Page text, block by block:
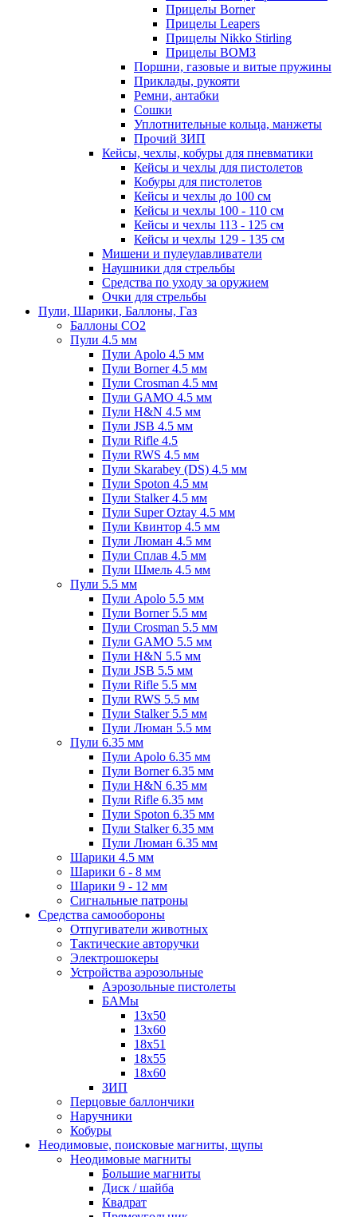
Прицелы Borner
Прицелы Leapers
Прицелы Nikko Stirling
Прицелы ВОМЗ
Поршни, газовые и витые пружины
Приклады, рукояти
Ремни, антабки
Сошки
Уплотнительные кольца, манжеты
Прочий ЗИП
Кейсы, чехлы, кобуры для пневматики
Кейсы и чехлы для пистолетов
Кобуры для пистолетов
Кейсы и чехлы до 100 см
Кейсы и чехлы 100 - 110 см
Кейсы и чехлы 113 - 125 см
Кейсы и чехлы 129 - 135 см
Мишени и пулеулавливатели
Наушники для стрельбы
Средства по уходу за оружием
Очки для стрельбы
Пули, Шарики, Баллоны, Газ
Баллоны CO2
Пули 4.5 мм
Пули Apolo 4.5 мм
Пули Borner 4.5 мм
Пули Crosman 4.5 мм
Пули GAMO 4.5 мм
Пули H&N 4.5 мм
Пули JSB 4.5 мм
Пули Rifle 4.5
Пули RWS 4.5 мм
Пули Skarabey (DS) 4.5 мм
Пули Spoton 4.5 мм
Пули Stalker 4.5 мм
Пули Super Oztay 4.5 мм
Пули Квинтор 4.5 мм
Пули Люман 4.5 мм
Пули Сплав 4.5 мм
Пули Шмель 4.5 мм
Пули 5.5 мм
Пули Apolo 5.5 мм
Пули Borner 5.5 мм
Пули Crosman 5.5 мм
Пули GAMO 5.5 мм
Пули H&N 5.5 мм
Пули JSB 5.5 мм
Пули Rifle 5.5 мм
Пули RWS 5.5 мм
Пули Stalker 5.5 мм
Пули Люман 5.5 мм
Пули 6.35 мм
Пули Apolo 6.35 мм
Пули Borner 6.35 мм
Пули H&N 6.35 мм
Пули Rifle 6.35 мм
Пули Spoton 6.35 мм
Пули Stalker 6.35 мм
Пули Люман 6.35 мм
Шарики 4.5 мм
Шарики 6 - 8 мм
Шарики 9 - 12 мм
Сигнальные патроны
Средства самообороны
Отпугиватели животных
Тактические авторучки
Электрошокеры
Устройства аэрозольные
Аэрозольные пистолеты
БАМы
13х50
13х60
18х51
18х55
18х60
ЗИП
Перцовые баллончики
Наручники
Кобуры
Неодимовые, поисковые магниты, щупы
Неодимовые магниты
Большие магниты
Диск / шайба
Квадрат